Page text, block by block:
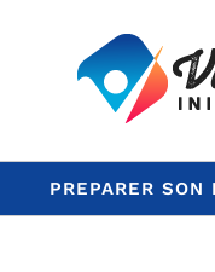
PREPARER SON